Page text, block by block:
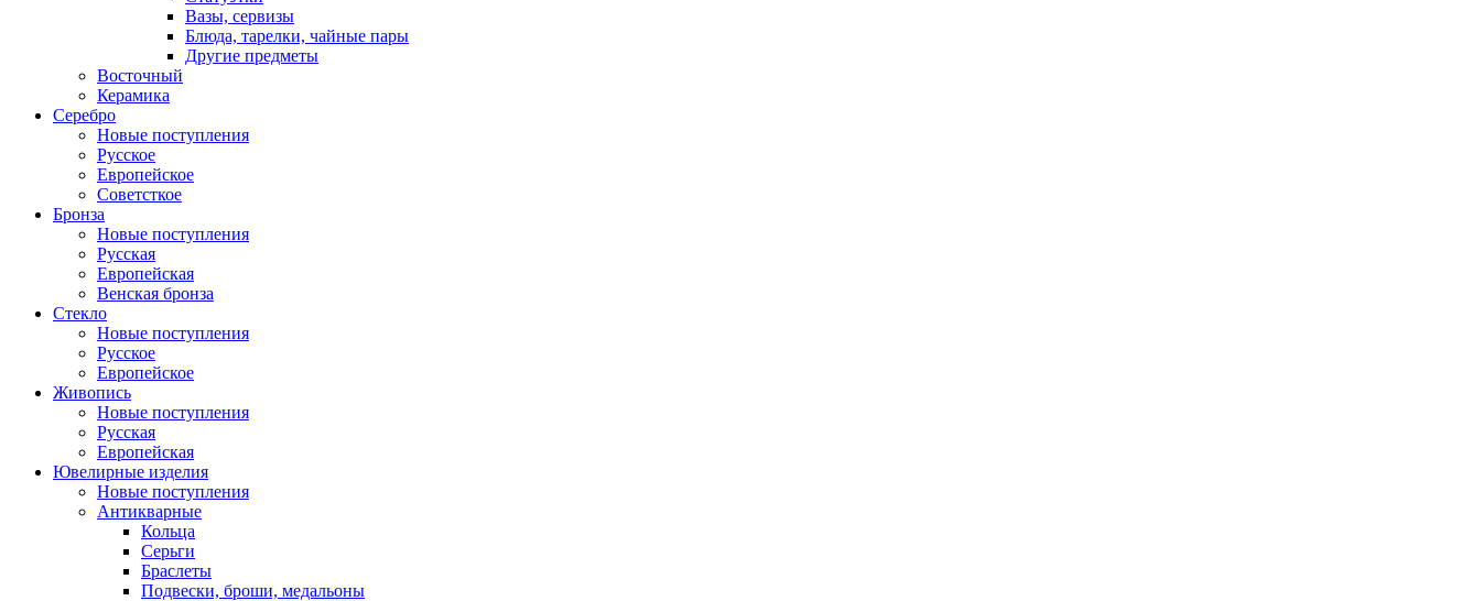
Вазы, сервизы
Блюда, тарелки, чайные пары
Другие предметы
Восточный
Керамика
Серебро
Новые поступления
Русское
Европейское
Советсткое
Бронза
Новые поступления
Русская
Европейская
Венская бронза
Стекло
Новые поступления
Русское
Европейское
Живопись
Новые поступления
Русская
Европейская
Ювелирные изделия
Новые поступления
Антикварные
Кольца
Серьги
Браслеты
Подвески, броши, медальоны